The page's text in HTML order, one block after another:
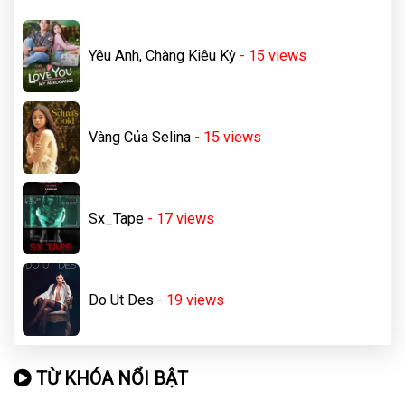
Yêu Anh, Chàng Kiêu Kỳ - 15views
Vàng Của Selina - 15views
Sx_Tape - 17views
Do Ut Des - 19views
TỪ KHÓA NỔI BẬT